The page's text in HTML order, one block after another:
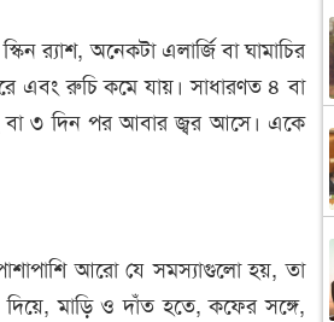
র‌্যাশ, অনেকটা এলার্জি বা ঘামাচির
এবং রুচি কমে যায়। সাধারণত ৪ বা
বা ৩ দিন পর আবার জ্বর আসে। একে
আরো যে সমস্যাগুলো হয়, তা
মাড়ি ও দাঁত হতে, কফের সঙ্গে,